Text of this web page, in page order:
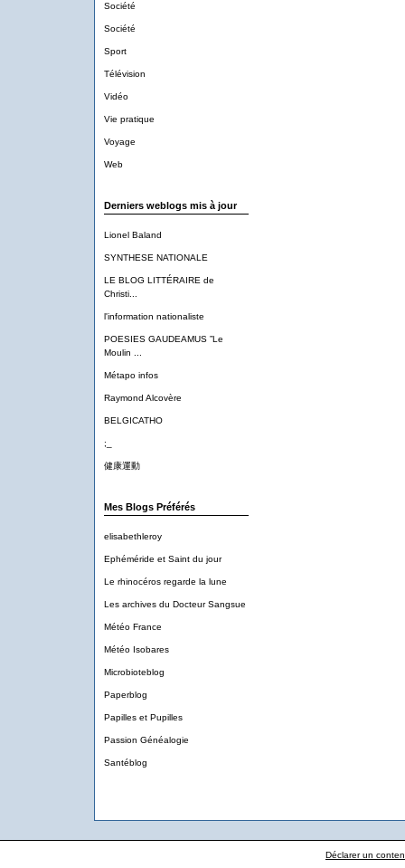
Société
Société
Sport
Télévision
Vidéo
Vie pratique
Voyage
Web
Derniers weblogs mis à jour
Lionel Baland
SYNTHESE NATIONALE
LE BLOG LITTÉRAIRE de
Christi...
l'information nationaliste
POESIES GAUDEAMUS ”Le
Moulin ...
Métapo infos
Raymond Alcovère
BELGICATHO
;_
健康運動
Mes Blogs Préférés
elisabethleroy
Ephéméride et Saint du jour
Le rhinocéros regarde la lune
Les archives du Docteur Sangsue
Météo France
Météo Isobares
Microbioteblog
Paperblog
Papilles et Pupilles
Passion Généalogie
Santéblog
Déclarer un